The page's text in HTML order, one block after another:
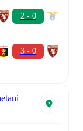
2 - 0
3 - 0